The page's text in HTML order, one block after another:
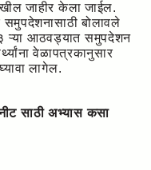
जाहीर केला जाईल.
समुपदेशनासाठी बोलावले
ऱ्या आठवड्यात समुपदेशन
वेळापत्रकानुसार
लागेल.
साठी अभ्यास कसा